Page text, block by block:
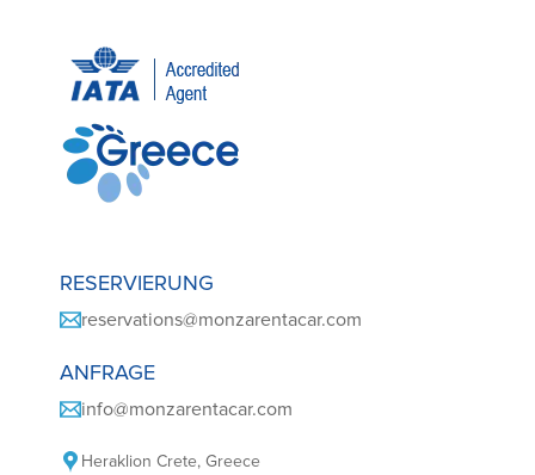
RESERVIERUNG
reservations@monzarentacar.com
ANFRAGE
info@monzarentacar.com
Heraklion Crete, Greece